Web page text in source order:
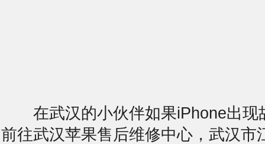
在武汉的小伙伴如果iPhone出现
前往武汉苹果售后维修中心，武汉市